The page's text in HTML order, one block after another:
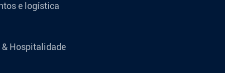
e logística
& Hospitalidade